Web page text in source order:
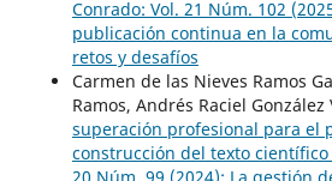
Conrado: Vol. 21 Núm. 102
publicación continua en la
retos y desafíos
Carmen de las Nieves Ramos
Ramos, Andrés Raciel González
superación profesional para el
construcción del texto científico